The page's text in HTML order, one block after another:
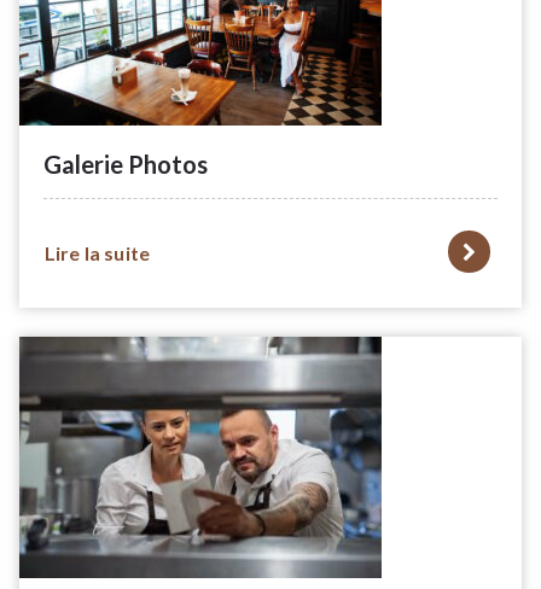
Galerie Photos
Lire la suite